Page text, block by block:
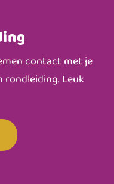
contact met je
rondleiding. Leuk